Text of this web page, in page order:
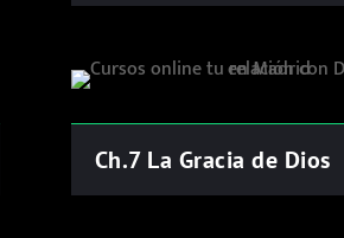
Ch.7 La Gracia de Dios